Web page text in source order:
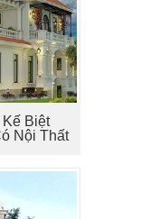
Kế Biệt
Nội Thất